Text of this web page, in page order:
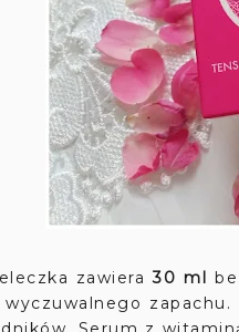
zawiera30 ml
wyczuwalnego